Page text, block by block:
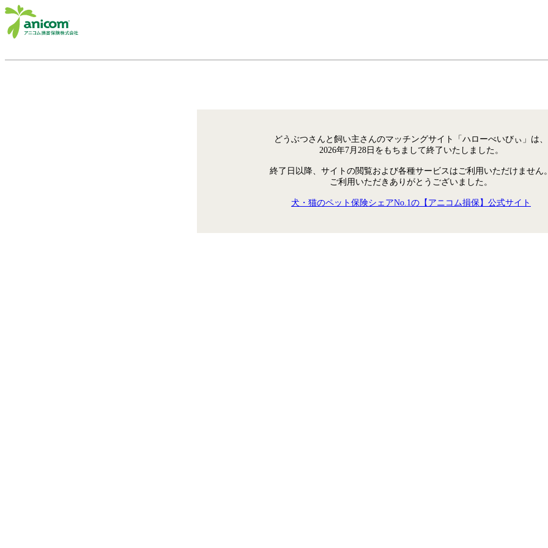
どうぶつさんと飼い主さんのマッチングサイト「ハローべいびぃ」は、
2026年7月28日をもちまして終了いたしました。
終了日以降、サイトの閲覧および各種サービスはご利用いただけません
ご利用いただきありがとうございました。
犬・猫のペット保険シェアNo.1の【アニコム損保】公式サイト